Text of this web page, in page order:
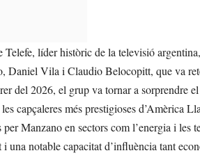
líder històric de la televisió
Daniel Vila i Claudio Belocopitt, que va
del 2026, el grup va tornar a sorprendre
capçaleres més prestigioses d’Amèrica
Manzano en sectors com l’energia i les
notable capacitat d’influència tant